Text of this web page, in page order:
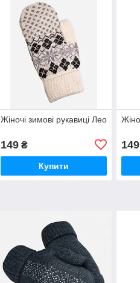
Жіночі зимові рукавиці Лео
149₴
Купити
149